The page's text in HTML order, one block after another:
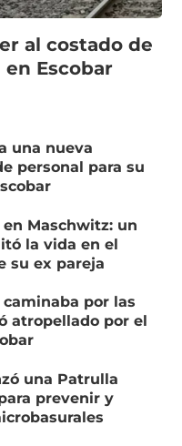
al costado de
Escobar
una nueva
personal para su
Maschwitz: un
la vida en el
su ex pareja
por las
atropellado por el
una Patrulla
prevenir y